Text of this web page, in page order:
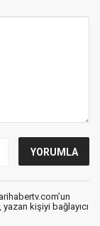
kişiyi bağlayıcı